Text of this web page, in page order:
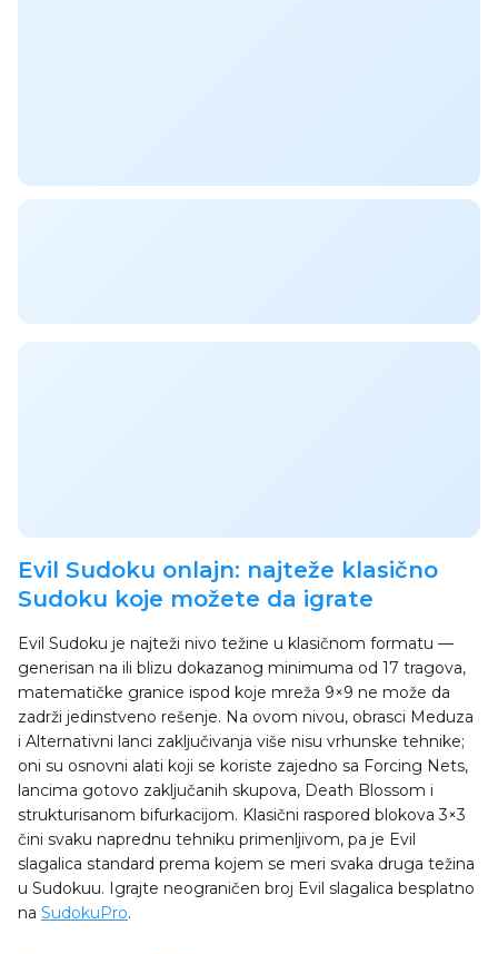
Evil Sudoku onlajn: najteže klasično
Sudoku koje možete da igrate
Evil Sudoku je najteži nivo težine u klasičnom formatu —
generisan na ili blizu dokazanog minimuma od 17 tragova,
matematičke granice ispod koje mreža 9×9 ne može da
zadrži jedinstveno rešenje. Na ovom nivou, obrasci Meduza
i Alternativni lanci zaključivanja više nisu vrhunske tehnike;
oni su osnovni alati koji se koriste zajedno sa Forcing Nets,
lancima gotovo zaključanih skupova, Death Blossom i
strukturisanom bifurkacijom. Klasični raspored blokova 3×3
čini svaku naprednu tehniku primenljivom, pa je Evil
slagalica standard prema kojem se meri svaka druga težina
u Sudokuu. Igrajte neograničen broj Evil slagalica besplatno
na SudokuPro.